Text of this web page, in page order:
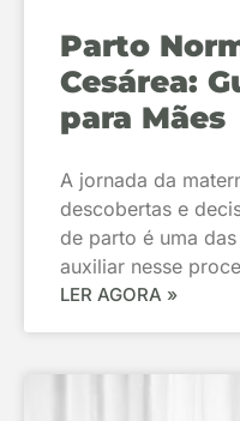
Parto
Cesárea:
para Mães
A jornada da
descobertas e
de parto é uma
auxiliar nesse
LER AGORA »